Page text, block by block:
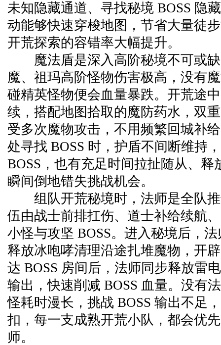
未知隐藏通道、寻找秘境 BOSS 隐
动能够快速穿梭地图，节省大量徒
开荒探索的容错率大幅提升。
魔法盾是深入高阶秘境不可或缺
魔、祖玛高阶怪物伤害极高，没有
碰精英怪物便会血量暴跌。开荒途
续，搭配地图拾取的魔防药水，双
受多次魔物攻击，不用频繁回城补
处寻找 BOSS 时，护盾不间断维持
BOSS，也有充足时间拉扯随从、释
瞬间倒地错失挑战机会。
组队开荒秘境时，法师是全队推
伍由战士前排扛伤、道士补给续航
小怪与攻坚 BOSS。进入秘境后，
释放冰咆哮清理沿途扎堆魔物，开
达 BOSS 房间后，法师同步释放雷
输出，快速削减 BOSS 血量。没有
怪耗时漫长，挑战 BOSS 输出不足
扣，每一支成熟开荒小队，都会优
师。